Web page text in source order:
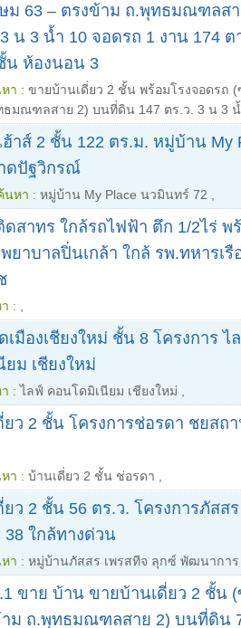
ษม 63 – ตรงข้าม ถ.พุทธมณฑลส
น 3 น้ำ 10 จอดรถ 1 งาน 174 ต
น ห้องนอน 3
า : ขายบ้านเดี่ยว 2 ชั้น พร้อมโรงจอดรถ (
ธมณฑลสาย 2) บนที่ดิน 147 ตร.ว. 3 น 3
าส์ 2 ชั้น 122 ตร.ม. หมู่บ้าน My
ดปัฐวิกรณ์
นหา : หมู่บ้าน My Place นวมินทร์ 72
สาทร ใกล้รถไฟฟ้า ตึก 1/2ไร่ พ
ยาบาลปิ่นเกล้า ใกล้ รพ.ทหารเรื
:
มืองเชียงใหม่ ชั้น 8 โครงการ ไ
ม เชียงใหม่
: ไลฟ์ คอนโดมิเนียม เชียงใหม่
ว 2 ชั้น โครงการช่อรดา ชยสถ
า : บ้านเดี่ยว 2 ชั้น ช่อรดา
ว 2 ชั้น 56 ตร.ว. โครงการภัสส
ใกล้ทางด่วน
า : หมู่บ้านภัสสร เพรสทีจ ลุกซ์ พัฒนาการ
ขาย บ้าน ขายบ้านเดี่ยว 2 ชั้น (
าม ถ.พุทธมณฑลสาย 2) บนที่ดิน